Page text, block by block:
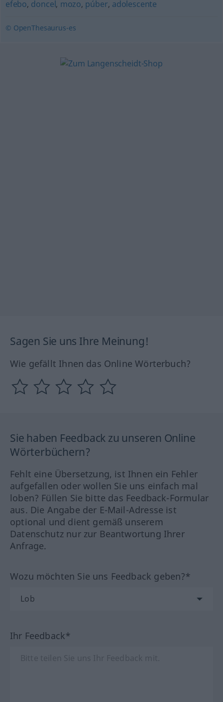
efebo, doncel, mozo, púber, adolescente
© OpenThesaurus-es
Sagen Sie uns Ihre Meinung!
Wie gefällt Ihnen das Online Wörterbuch?
Sie haben Feedback zu unseren Online
Wörterbüchern?
Fehlt eine Übersetzung, ist Ihnen ein Fehler
aufgefallen oder wollen Sie uns einfach mal
loben? Füllen Sie bitte das Feedback-Formular
aus. Die Angabe der E-Mail-Adresse ist
optional und dient gemäß unserem
Datenschutz nur zur Beantwortung Ihrer
Anfrage.
Wozu möchten Sie uns Feedback geben?*
Ihr Feedback*